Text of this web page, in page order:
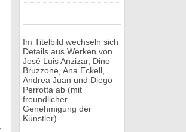
Im Titelbild wechseln sich
Details aus Werken von
José Luis Anzizar, Dino
Bruzzone, Ana Eckell,
Andrea Juan und Diego
Perrotta ab (mit
freundlicher
Genehmigung der
Künstler).